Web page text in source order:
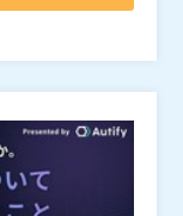
発生するのか
態を踏まえて
です。
できない、とい
動化したいが提
留まる」という
立型の自己修復
ていたスクリプ
これによ
、見積の現実性
と転換しま
活用シナリオ
荷が高く、自
産を活かした
帰テストの負
感じている方
確立したいSIer
追加、削除さ